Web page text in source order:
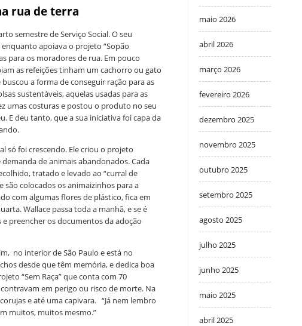
rua de terra
semestre de Serviço Social. O seu
apoiava o projeto “Sopão
para os moradores de rua. Em pouco
as refeições tinham um cachorro ou gato
a forma de conseguir ração para as
sustentáveis, aquelas usadas para as
umas costuras e postou o produto no seu
E deu tanto, que a sua iniciativa foi capa da
só foi crescendo. Ele criou o projeto
de animais abandonados. Cada
tratado e levado ao “curral de
são colocados os animaizinhos para a
com algumas flores de plástico, fica em
Wallace passa toda a manhã, e se é
preencher os documentos da adoção
no interior de São Paulo e está no
desde que têm memória, e dedica boa
“Sem Raça” que conta com 70
em perigo ou risco de morte. Na
e até uma capivara. “Já nem lembro
muitos, muitos mesmo.”
maio 2026
abril 2026
março 2026
fevereiro 2026
dezembro 2025
novembro 2025
outubro 2025
setembro 2025
agosto 2025
julho 2025
junho 2025
maio 2025
abril 2025